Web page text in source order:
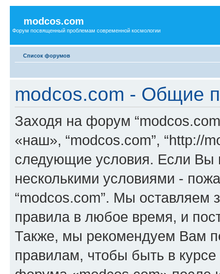
modcos.com
Форум посвященный проблемам современной космологии
Список форумов
modcos.com - Общие
Заходя на форум
«наш», “modcos.com”, “http://
следующие условия. Если Вы
несколькими условиями -
“modcos.com”. Мы оставляем
правила в любое время, и
Также, мы рекомендуем Вам
правилам, чтобы быть в